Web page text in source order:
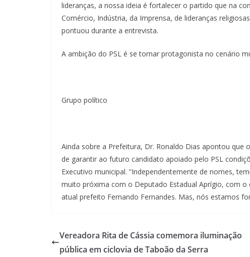
lideranças, a nossa ideia é fortalecer o partido que na
Comércio, Indústria, da Imprensa, de lideranças
pontuou durante a entrevista.
A ambição do PSL é se tornar protagonista no cenário
Grupo político
Ainda sobre a Prefeitura, Dr. Ronaldo Dias apontou
de garantir ao futuro candidato apoiado pelo PSL
Executivo municipal. “Independentemente de nomes,
muito próxima com o Deputado Estadual Aprígio, com
atual prefeito Fernando Fernandes. Mas, nós estamos
Vereadora Rita de Cássia comemora iluminação
pública em ciclovia de Taboão da Serra